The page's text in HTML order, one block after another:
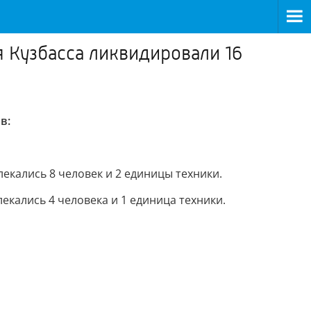
ликвидировали 16
8 человек и 2 единицы техники.
4 человека и 1 единица техники.